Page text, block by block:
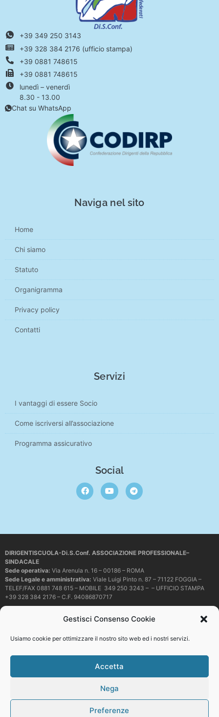
Gestisci Consenso Cookie
Usiamo cookie per ottimizzare il nostro sito web ed i nostri servizi.
Accetta
Nega
Preferenze
+39 349 250 3143
+39 328 384 2176 (ufficio stampa)
+39 0881 748615
+39 0881 748615
lunedì – venerdì
8.30 - 13.00
Chat su WhatsApp
Naviga nel sito
Home
Chi siamo
Statuto
Organigramma
Privacy policy
Contatti
Servizi
I vantaggi di essere Socio
Come iscriversi all’associazione
Programma assicurativo
Social
DIRIGENTISCUOLA-Di.S.Conf. ASSOCIAZIONE PROFESSIONALE–
SINDACALE
Sede operativa: Via Arenula n. 16 – 00186 – ROMA
Sede Legale e amministrativa: Viale Luigi Pinto n. 87 – 71122 FOGGIA –
TELEF/FAX 0881 748 615 – MOBILE 349 250 3243 – – UFFICIO STAMPA
+39 328 384 2176 – C.F. 94086870717
dirigentiscuola@pec.it
copiare o riprodurre in alcun modo i contenuti presenti in questo sito se non